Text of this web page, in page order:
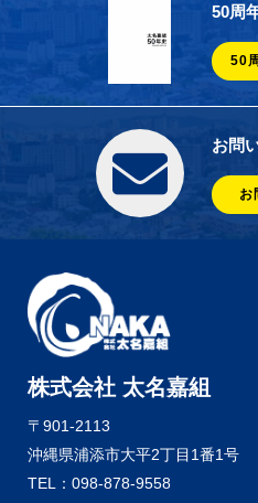
50周
50
お問
お
株式会社 太名嘉組
〒901-2113
沖縄県浦添市大平2丁目1番1号
TEL：098-878-9558